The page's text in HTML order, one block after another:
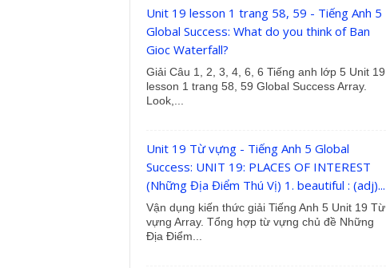
Unit 19 lesson 1 trang 58, 59 - Tiếng Anh 5
Global Success: What do you think of Ban
Gioc Waterfall?
Giải Câu 1, 2, 3, 4, 6, 6 Tiếng anh lớp 5 Unit 19
lesson 1 trang 58, 59 Global Success Array.
Look,...
Unit 19 Từ vựng - Tiếng Anh 5 Global
Success: UNIT 19: PLACES OF INTEREST
(Những Địa Điểm Thú Vị) 1. beautiful : (adj)...
Vận dụng kiến thức giải Tiếng Anh 5 Unit 19 Từ
vựng Array. Tổng hợp từ vựng chủ đề Những
Địa Điểm...